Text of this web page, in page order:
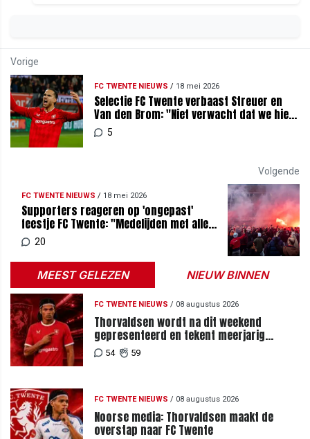
Vorige
FC TWENTE NIEUWS / 18 mei 2026
Selectie FC Twente verbaast Streuer en
Van den Brom: "Niet verwacht dat we hier
zouden staan"
5
Volgende
FC TWENTE NIEUWS / 18 mei 2026
Supporters reageren op 'ongepast'
feestje FC Twente: "Medelijden met alle
Tukkers"
20
MEEST GELEZEN NIEUW BINNEN
FC TWENTE NIEUWS / 08 augustus 2026
Thorvaldsen wordt na dit weekend
gepresenteerd en tekent meerjarig
contract bij FC Twente
54 59
FC TWENTE NIEUWS / 08 augustus 2026
Noorse media: Thorvaldsen maakt de
overstap naar FC Twente